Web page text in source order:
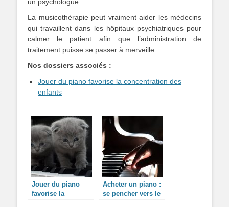
La musicothérapie peut vraiment aider les médecins
qui travaillent dans les hôpitaux psychiatriques pour
calmer le patient afin que l’administration de
traitement puisse se passer à merveille.
Nos dossiers associés :
Jouer du piano favorise la concentration des
enfants
Jouer du piano
favorise la
Acheter un piano :
se pencher vers le